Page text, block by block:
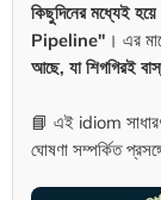
কিছুদিনের মধ্যেই হয়ে
Pipeline" । এর
আছে, যা শিগগিরই
📘 এই idiom
ঘোষণা সম্পর্কিত